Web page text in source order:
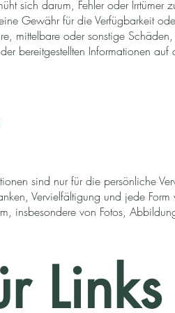
sich darum, Fehler oder Irrtümer
Gewähr für die Verfügbarkeit
mittelbare oder sonstige
bereitgestellten Informationen
sind nur für die persönliche
Vervielfältigung und jede
insbesondere von Fotos,
Links